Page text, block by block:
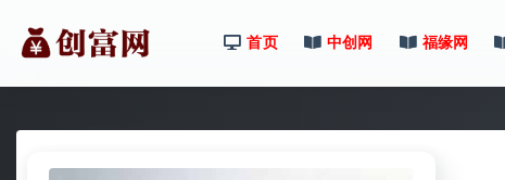
首页 中创网 福缘网